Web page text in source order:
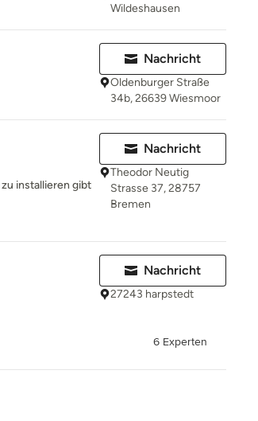
Wildeshausen
Nachricht
Oldenburger Straße
34b, 26639 Wiesmoor
installieren gibt
Nachricht
Theodor Neutig
Strasse 37, 28757
Bremen
Nachricht
27243 harpstedt
6 Experten